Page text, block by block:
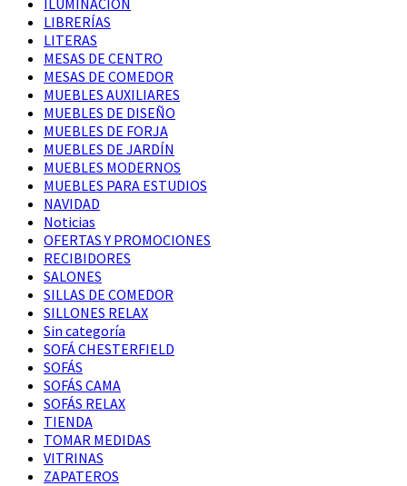
LIBRERÍAS
LITERAS
MESAS DE CENTRO
MESAS DE COMEDOR
MUEBLES AUXILIARES
MUEBLES DE DISEÑO
MUEBLES DE FORJA
MUEBLES DE JARDÍN
MUEBLES MODERNOS
MUEBLES PARA ESTUDIOS
NAVIDAD
Noticias
OFERTAS Y PROMOCIONES
RECIBIDORES
SALONES
SILLAS DE COMEDOR
SILLONES RELAX
Sin categoría
SOFÁ CHESTERFIELD
SOFÁS
SOFÁS CAMA
SOFÁS RELAX
TIENDA
TOMAR MEDIDAS
VITRINAS
ZAPATEROS